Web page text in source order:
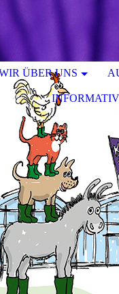
ÜBER UNS